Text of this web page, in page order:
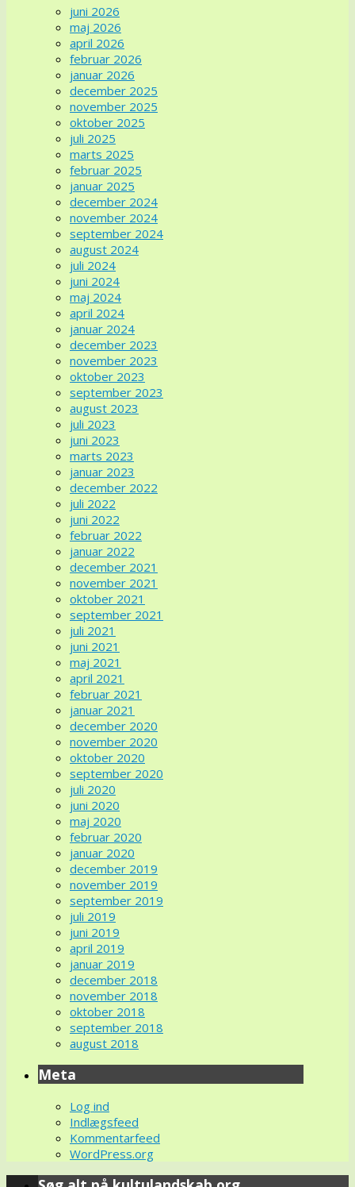
juni 2026
maj 2026
april 2026
februar 2026
januar 2026
december 2025
november 2025
oktober 2025
juli 2025
marts 2025
februar 2025
januar 2025
december 2024
november 2024
september 2024
august 2024
juli 2024
juni 2024
maj 2024
april 2024
januar 2024
december 2023
november 2023
oktober 2023
september 2023
august 2023
juli 2023
juni 2023
marts 2023
januar 2023
december 2022
juli 2022
juni 2022
februar 2022
januar 2022
december 2021
november 2021
oktober 2021
september 2021
juli 2021
juni 2021
maj 2021
april 2021
februar 2021
januar 2021
december 2020
november 2020
oktober 2020
september 2020
juli 2020
juni 2020
maj 2020
februar 2020
januar 2020
december 2019
november 2019
september 2019
juli 2019
juni 2019
april 2019
januar 2019
december 2018
november 2018
oktober 2018
september 2018
august 2018
Meta
Log ind
Indlægsfeed
Kommentarfeed
WordPress.org